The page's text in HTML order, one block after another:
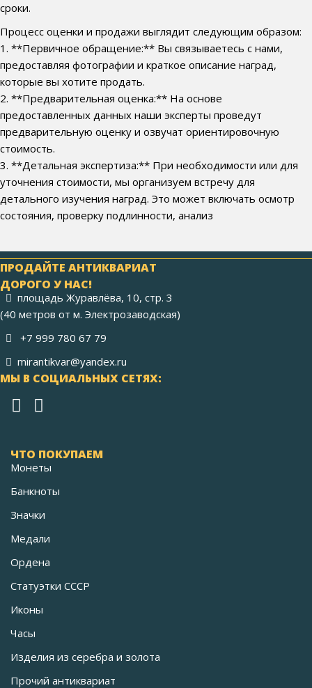
сроки.
Процесс оценки и продажи выглядит следующим образом:
1. **Первичное обращение:** Вы связываетесь с нами,
предоставляя фотографии и краткое описание наград,
которые вы хотите продать.
2. **Предварительная оценка:** На основе
предоставленных данных наши эксперты проведут
предварительную оценку и озвучат ориентировочную
стоимость.
3. **Детальная экспертиза:** При необходимости или для
уточнения стоимости, мы организуем встречу для
детального изучения наград. Это может включать осмотр
состояния, проверку подлинности, анализ
ПРОДАЙТЕ АНТИКВАРИАТ
ДОРОГО У НАС!
площадь Журавлёва, 10, стр. 3
(40 метров от м. Электрозаводская)
+7 999 780 67 79
mirantikvar@yandex.ru
МЫ В СОЦИАЛЬНЫХ СЕТЯХ:
ЧТО ПОКУПАЕМ
Монеты
Банкноты
Значки
Медали
Ордена
Статуэтки СССР
Иконы
Часы
Изделия из серебра и золота
Прочий антиквариат